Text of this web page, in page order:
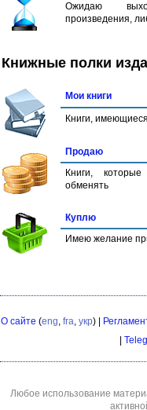
Ожидаю
произведения,
Книжные полки
Мои книги
Книги,
Продаю
Книги,
обменять
Куплю
Имею желание
О сайте (eng, fra, укр) |
Любое использование